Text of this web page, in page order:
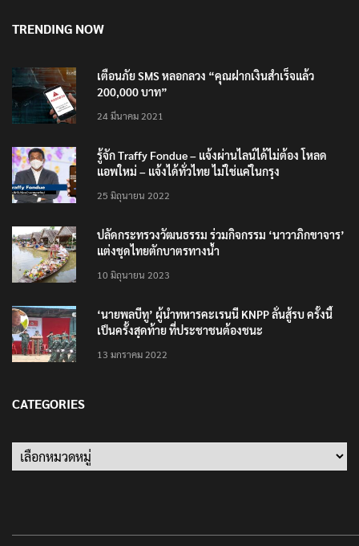
TRENDING NOW
เตือนภัย SMS หลอกลวง “คุณฝากเงินสำเร็จแล้ว
200,000 บาท”
24 มีนาคม 2021
รู้จัก Traffy Fondue – แจ้งผ่านไลน์ได้ไม่ต้อง โหลด
แอพใหม่ – แจ้งได้ทั่วไทย ไม่ใช่แค่ในกรุง
25 มิถุนายน 2022
ปลัดกระทรวงวัฒนธรรม ร่วมกิจกรรม ‘นาวาภิกขาจาร’
แต่งชุดไทยตักบาตรทางน้ำ
10 มิถุนายน 2023
‘นายพลบีทู’ ผู้นำทหารคะเรนนี KNPP ลั่นสู้รบ ครั้งนี้
เป็นครั้งสุดท้าย ที่ประชาชนต้องชนะ
13 มกราคม 2022
CATEGORIES
Categories